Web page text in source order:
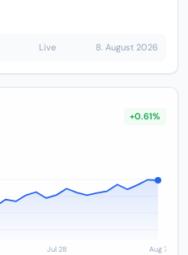
Live 8. August 2026
+0.61%